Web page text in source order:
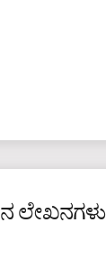
ಲೇಖನಗಳು